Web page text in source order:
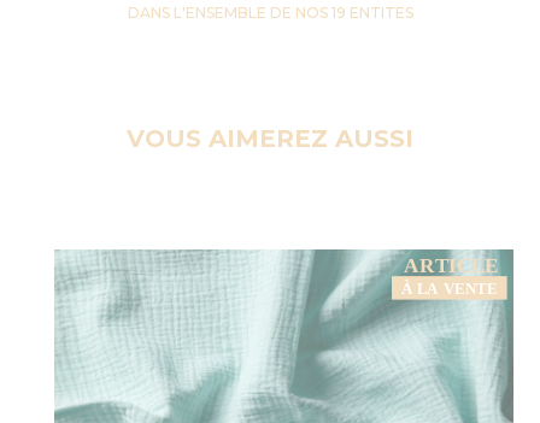
DANS L'ENSEMBLE DE NOS 19 ENTITES
VOUS AIMEREZ AUSSI